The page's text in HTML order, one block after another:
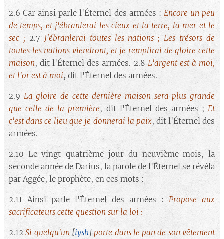
2.6 Car ainsi parle l'Éternel des armées : Encore un peu
de temps, et j'ébranlerai les cieux et la terre, la mer et le
sec ; 2.7 J'ébranlerai toutes les nations ; Les trésors de
toutes les nations viendront, et je remplirai de gloire cette
maison, dit l'Éternel des armées. 2.8 L'argent est à moi,
et l'or est à moi, dit l'Éternel des armées.
2.9 La gloire de cette dernière maison sera plus grande
que celle de la première, dit l'Éternel des armées ;Et
c'est dans ce lieu que je donnerai la paix, dit l'Éternel des
armées.
2.10 Le vingt-quatrième jour du neuvième mois, la
seconde année de Darius, la parole de l'Éternel se révéla
par Aggée, le prophète, en ces mots :
2.11 Ainsi parle l'Éternel des armées : Propose aux
sacrificateurs cette question sur la loi :
2.12Si quelqu'un[iysh]porte dans le pan de son vêtement